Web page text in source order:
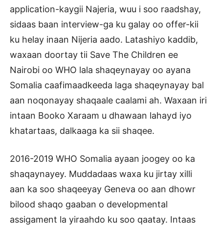
application-kaygii Najeria, wuu i soo raadshay,
sidaas baan interview-ga ku galay oo offer-kii
ku helay inaan Nijeria aado. Latashiyo kaddib,
waxaan doortay tii Save The Children ee
Nairobi oo WHO lala shaqeynayay oo ayana
Somalia caafimaadkeeda laga shaqeynayay bal
aan noqonayay shaqaale caalami ah. Waxaan iri
intaan Booko Xaraam u dhawaan lahayd iyo
khatartaas, dalkaaga ka sii shaqee.
2016-2019 WHO Somalia ayaan joogey oo ka
shaqaynayey. Muddadaas waxa ku jirtay xilli
aan ka soo shaqeeyay Geneva oo aan dhowr
bilood shaqo gaaban o developmental
assigament la yiraahdo ku soo qaatay. Intaas